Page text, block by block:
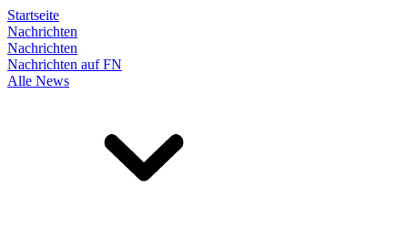
Startseite
Nachrichten
Nachrichten
Nachrichten auf FN
Alle News